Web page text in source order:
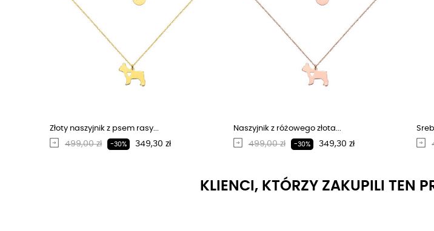
Złoty naszyjnik z psem rasy...
Regularna cena
499,00 zł -30% Cena
349,30 zł
Naszyjnik z różowego złota...
Regularna cena
499,00 zł -30% Cena
349,30 zł
KLIENCI, KTÓRZY ZAKUPILI TEN